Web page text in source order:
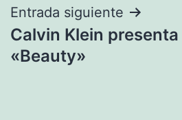
Entrada siguiente
Calvin Klein
«Beauty»